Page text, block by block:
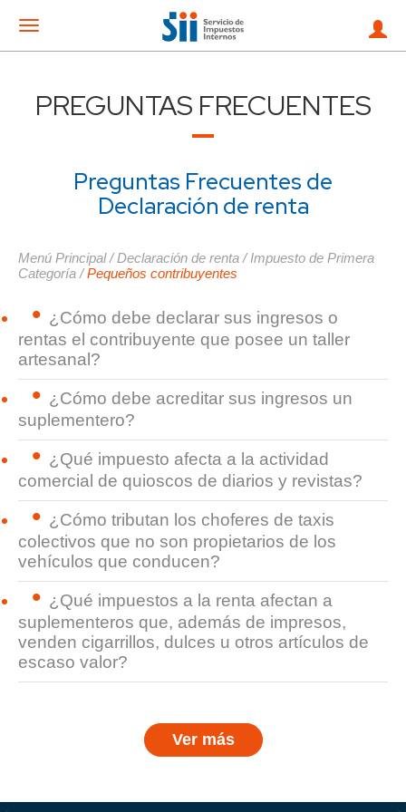
PREGUNTAS FRECUENTES
Preguntas Frecuentes de
Declaración de renta
Menú Principal/Declaración de renta / Impuesto de Primera
Categoría /Pequeños contribuyentes
¿Cómo debe declarar sus ingresos o
rentas el contribuyente que posee un taller
artesanal?
¿Cómo debe acreditar sus ingresos un
suplementero?
¿Qué impuesto afecta a la actividad
comercial de quioscos de diarios y revistas?
¿Cómo tributan los choferes de taxis
colectivos que no son propietarios de los
vehículos que conducen?
¿Qué impuestos a la renta afectan a
suplementeros que, además de impresos,
venden cigarrillos, dulces u otros artículos de
escaso valor?
Ver más
Mostrar
menu